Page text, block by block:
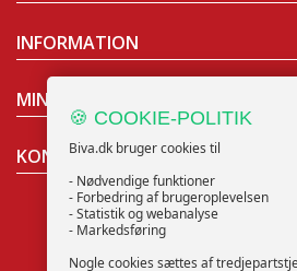
INFORMATION
MIN KONTO
KONTAKT OS
🍪 COOKIE-POLITIK
Biva.dk bruger cookies til
- Nødvendige funktioner
- Forbedring af brugeroplevelsen
- Statistik og webanalyse
- Markedsføring
Nogle cookies sættes af